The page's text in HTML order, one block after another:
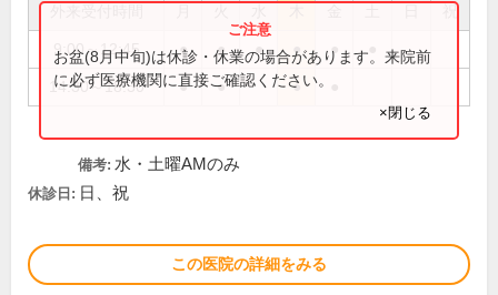
祝
9:00～12:45 ● ● ● ● ●
14:30～18:30 ● ● ●
お盆(8月中旬)は休診・休業の場合があります。来院前
に必ず医療機関に直接ご確認ください。
×閉じる
備考: 水・土曜AMのみ
休診日: 日、祝
この医院の詳細をみる